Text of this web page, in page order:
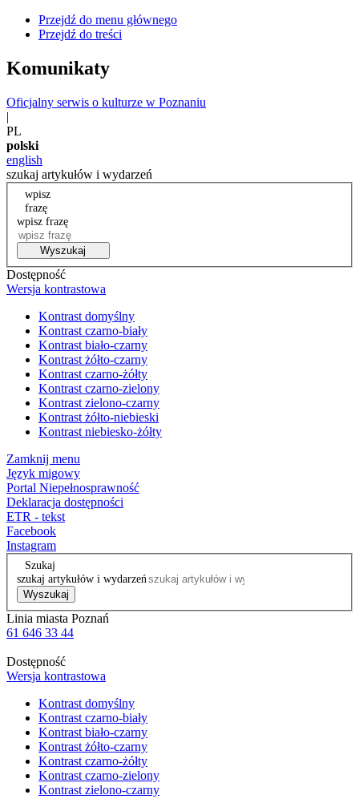
Przejdź do menu głównego
Przejdź do treści
Komunikaty
Oficjalny serwis o kulturze w Poznaniu
|
PL
polski
english
szukaj artykułów i wydarzeń
wpisz
frazę
wpisz frazę
Wyszukaj
Dostępność
Wersja kontrastowa
Kontrast domyślny
Kontrast czarno-biały
Kontrast biało-czarny
Kontrast żółto-czarny
Kontrast czarno-żółty
Kontrast czarno-zielony
Kontrast zielono-czarny
Kontrast żółto-niebieski
Kontrast niebiesko-żółty
Zamknij menu
Język migowy
Portal Niepełnosprawność
Deklaracja dostępności
ETR - tekst
Facebook
Instagram
Szukaj
szukaj artykułów i wydarzeń
Wyszukaj
Linia miasta Poznań
61 646 33 44
Dostępność
Wersja kontrastowa
Kontrast domyślny
Kontrast czarno-biały
Kontrast biało-czarny
Kontrast żółto-czarny
Kontrast czarno-żółty
Kontrast czarno-zielony
Kontrast zielono-czarny